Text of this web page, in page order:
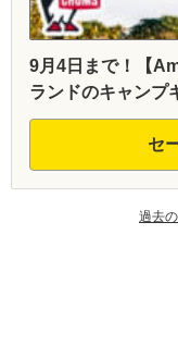
9月4日まで！【
ランドのキャンプ
セ
過去